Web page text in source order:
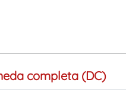
completa (DC)